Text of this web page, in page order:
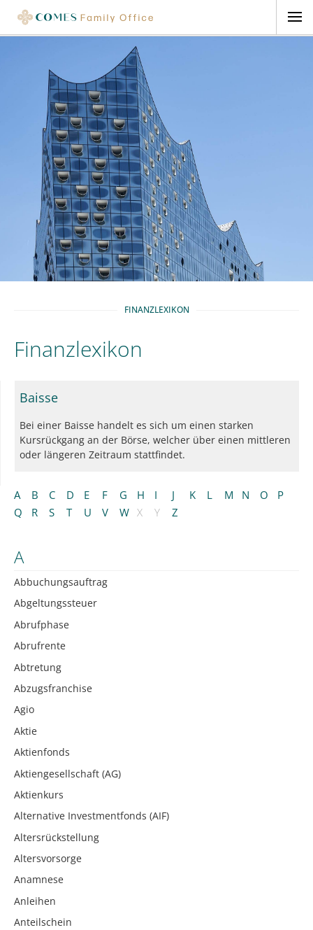
FINANZLEXIKON
Finanzlexikon
A B C D E F G H I J K L M N O
P
Q
R S T U V W X Y Z
A
Abbuchungsauftrag
Abgeltungssteuer
Abrufphase
Abrufrente
Abtretung
Abzugsfranchise
Agio
Aktie
Aktienfonds
Aktiengesellschaft (AG)
Aktienkurs
Alternative Investmentfonds (AIF)
Altersrückstellung
Altersvorsorge
Anamnese
Anleihen
Anteilschein
Baisse
Bei einer Baisse handelt es sich um einen starken
Kursrückgang an der Börse, welcher über einen mittleren
oder längeren Zeitraum stattfindet.